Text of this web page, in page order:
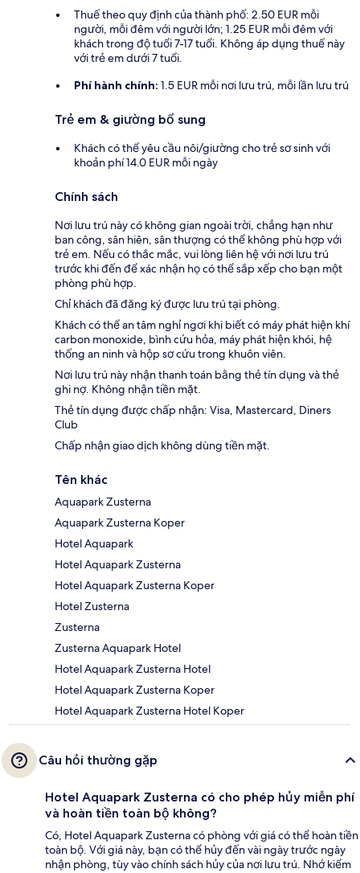
Thuế theo quy định của thành phố: 2.50 EUR mỗi
người, mỗi đêm với người lớn; 1.25 EUR mỗi đêm với
khách trong độ tuổi 7-17 tuổi. Không áp dụng thuế này
với trẻ em dưới 7 tuổi.
Phí hành chính: 1.5 EUR mỗi nơi lưu trú, mỗi lần lưu trú
Trẻ em & giường bổ sung
Khách có thể yêu cầu nôi/giường cho trẻ sơ sinh với
khoản phí 14.0 EUR mỗi ngày
Chính sách
Nơi lưu trú này có không gian ngoài trời, chẳng hạn như
ban công, sân hiên, sân thượng có thể không phù hợp với
trẻ em. Nếu có thắc mắc, vui lòng liên hệ với nơi lưu trú
trước khi đến để xác nhận họ có thể sắp xếp cho bạn một
phòng phù hợp.
Chỉ khách đã đăng ký được lưu trú tại phòng.
Khách có thể an tâm nghỉ ngơi khi biết có máy phát hiện khí
carbon monoxide, bình cứu hỏa, máy phát hiện khói, hệ
thống an ninh và hộp sơ cứu trong khuôn viên.
Nơi lưu trú này nhận thanh toán bằng thẻ tín dụng và thẻ
ghi nợ. Không nhận tiền mặt.
Thẻ tín dụng được chấp nhận: Visa, Mastercard, Diners
Club
Chấp nhận giao dịch không dùng tiền mặt.
Tên khác
Aquapark Zusterna
Aquapark Zusterna Koper
Hotel Aquapark
Hotel Aquapark Zusterna
Hotel Aquapark Zusterna Koper
Hotel Zusterna
Zusterna
Zusterna Aquapark Hotel
Hotel Aquapark Zusterna Hotel
Hotel Aquapark Zusterna Koper
Hotel Aquapark Zusterna Hotel Koper
Câu hỏi thường gặp
Hotel Aquapark Zusterna có cho phép hủy miễn phí
và hoàn tiền toàn bộ không?
Có, Hotel Aquapark Zusterna có phòng với giá có thể hoàn tiền
toàn bộ. Với giá này, bạn có thể hủy đến vài ngày trước ngày
nhận phòng, tùy vào chính sách hủy của nơi lưu trú. Nhớ kiểm